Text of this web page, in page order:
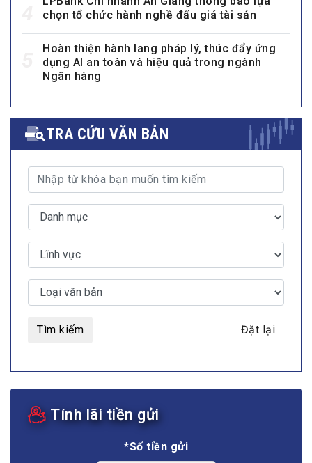
chọn tổ chức hành nghề đấu giá tài sản
Hoàn thiện hành lang pháp lý, thúc đẩy ứng
dụng AI an toàn và hiệu quả trong ngành
Ngân hàng
TRA CỨU VĂN BẢN
Tìm kiếm Đặt lại
Tính lãi tiền gửi
*Số tiền gửi